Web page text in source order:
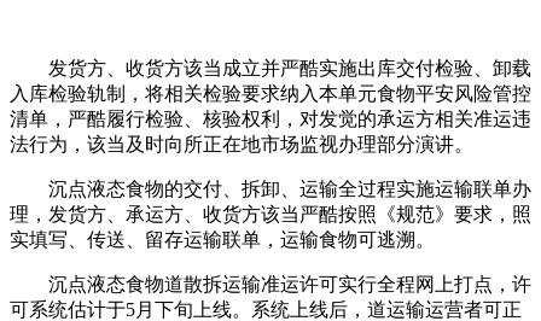
发货方、收货方该当成立并严酷实施出库交付检验、卸载
入库检验轨制，将相关检验要求纳入本单元食物平安风险管控
清单，严酷履行检验、核验权利，对发觉的承运方相关准运违
法行为，该当及时向所正在地市场监视办理部分演讲。
沉点液态食物的交付、拆卸、运输全过程实施运输联单办
理，发货方、承运方、收货方该当严酷按照《规范》要求，照
实填写、传送、留存运输联单，运输食物可逃溯。
沉点液态食物道散拆运输准运许可实行全程网上打点，许
可系统估计于5月下旬上线。系统上线后，道运输运营者可正